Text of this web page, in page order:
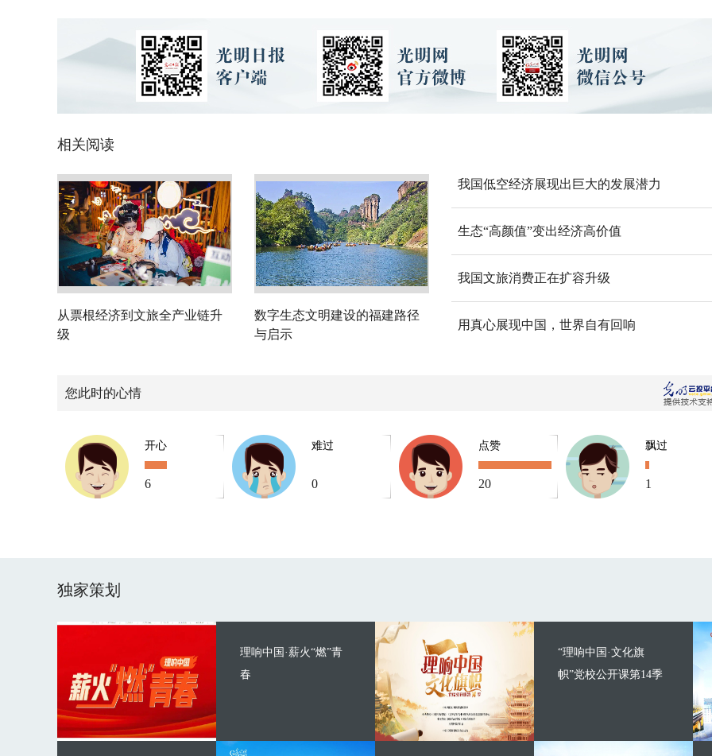
相关阅读
从票根经济到文旅全产业链升
级
数字生态文明建设的福建路径
与启示
我国低空经济展现出巨大的发展潜力
生态“高颜值”变出经济高价值
我国文旅消费正在扩容升级
用真心展现中国，世界自有回响
您此时的心情
开心
6
难过
0
点赞
20
飘过
1
独家策划
理响中国·薪火“燃”青
春
“理响中国·文化旗
帜”党校公开课第14季